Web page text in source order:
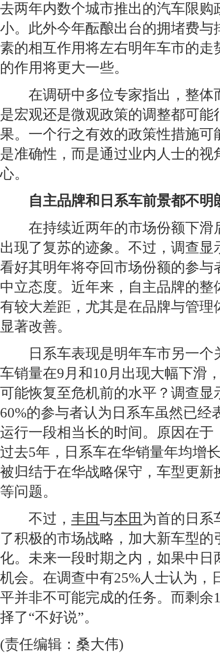
去两年内数个城市推出的汽车限
小。此外今年酝酿出台的拥堵费
素的相互作用将左右明年车市的
的作用将更大一些。
在调研中多位专家指出，整体
是宏观还是微观政策的调整都可
果。一个行之有效的政策性措施
是准确性，而是通过业内人士的
心。
自主品牌和日系车前景都不明
在持续近两年的市场份额下滑
出现了复苏的迹象。不过，调查
看好其明年将夺回市场份额的参
中立态度。近年来，自主品牌的
有较大差距，尤其是在品牌与管
显著改善。
日系车表现是明年车市另一个
车销量在9月和10月出现大幅下滑
可能恢复至危机前的水平？调查
60%的参与者认为日系车虽然已
运行一段相当长的时间。原因在
过去5年，日系车在华销量年均增
被归结于在华战略保守，车型更
等问题。
不过， 丰田与本田 为首的日系
了积极的市场战略，加大新车型的
化。未来一段时期之内，如果中
机会。在调查中有25%人士认为
平并非不可能完成的任务。而剩
择了“不好说”。
(责任编辑：桑大伟)